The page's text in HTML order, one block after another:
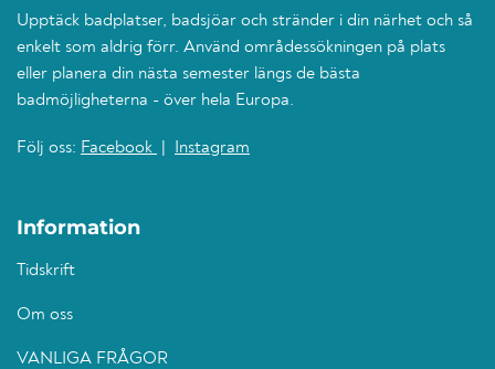
Upptäck badplatser, badsjöar och stränder i din närhet och så
enkelt som aldrig förr. Använd områdessökningen på plats
eller planera din nästa semester längs de bästa
badmöjligheterna - över hela Europa.
Följ oss: Facebook Instagram
Information
Tidskrift
Om oss
VANLIGA FRÅGOR